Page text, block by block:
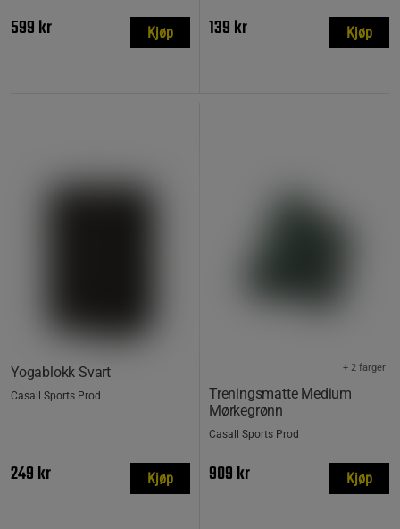
599 kr Kjøp 139 kr Kjøp
Yogablokk Svart
Casall Sports Prod
249 kr Kjøp
Treningsmatte Medium
Mørkegrønn
+ 2 farger
Casall Sports Prod
909 kr Kjøp